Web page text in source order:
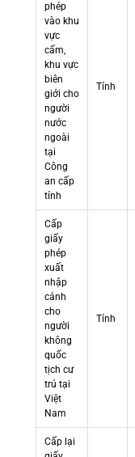
phép
vào khu
vực
cấm,
khu vực
biên
giới cho
người
nước
ngoài
tại
Công
an cấp
tỉnh
Tỉnh
Cấp
giấy
phép
xuất
nhập
cảnh
cho
người
không
quốc
tịch cư
trú tại
Việt
Nam
Tỉnh
Cấp lại